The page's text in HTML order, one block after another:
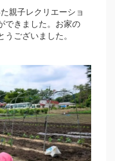
親子レクリエーショ
できました。お家の
ございました。